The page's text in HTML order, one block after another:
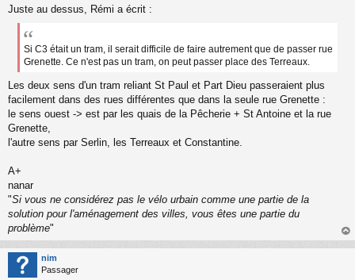
Juste au dessus, Rémi a écrit :
Si C3 était un tram, il serait difficile de faire autrement que de passer rue
Grenette. Ce n'est pas un tram, on peut passer place des Terreaux.
Les deux sens d'un tram reliant St Paul et Part Dieu passeraient plus
facilement dans des rues différentes que dans la seule rue Grenette :
le sens ouest -> est par les quais de la Pêcherie + St Antoine et la rue
Grenette,
l'autre sens par Serlin, les Terreaux et Constantine.
A+
nanar
"Si vous ne considérez pas le vélo urbain comme une partie de la
solution pour l'aménagement des villes, vous êtes une partie du
problème"
au
nim
Passager